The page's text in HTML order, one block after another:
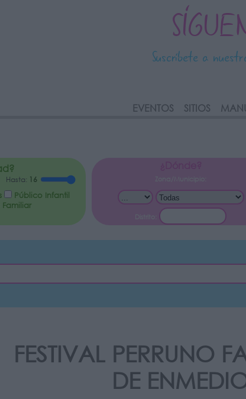
Suscríbete a
EVENTOS SITIOS
Hasta: 16
Público Infantil
FESTIVAL PERRUNO
DE